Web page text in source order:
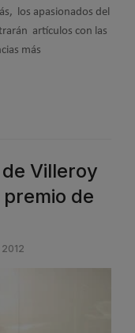
los apasionados del
artículos con las
más
Villeroy
de
2012